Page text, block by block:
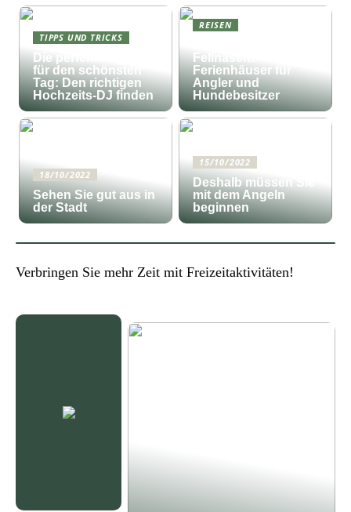
TIPPS UND TRICKS
Die perfekte Musik
für den schönsten
Tag: Den richtigen
Hochzeits-DJ finden
REISEN
Fellnasen:
Ferienhäuser für
Angler und
Hundebesitzer
18/10/2022
Sehen Sie gut aus in
der Stadt
15/10/2022
Deshalb müssen Sie
mit dem Angeln
beginnen
Verbringen Sie mehr Zeit mit Freizeitaktivitäten!